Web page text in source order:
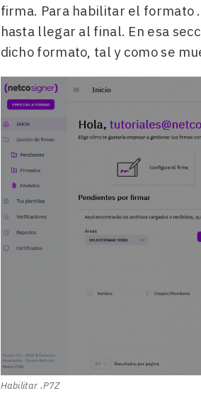
firma. Para habilitar el formato
hasta llegar al final. En esa
dicho formato, tal y como se
Habilitar .P7Z